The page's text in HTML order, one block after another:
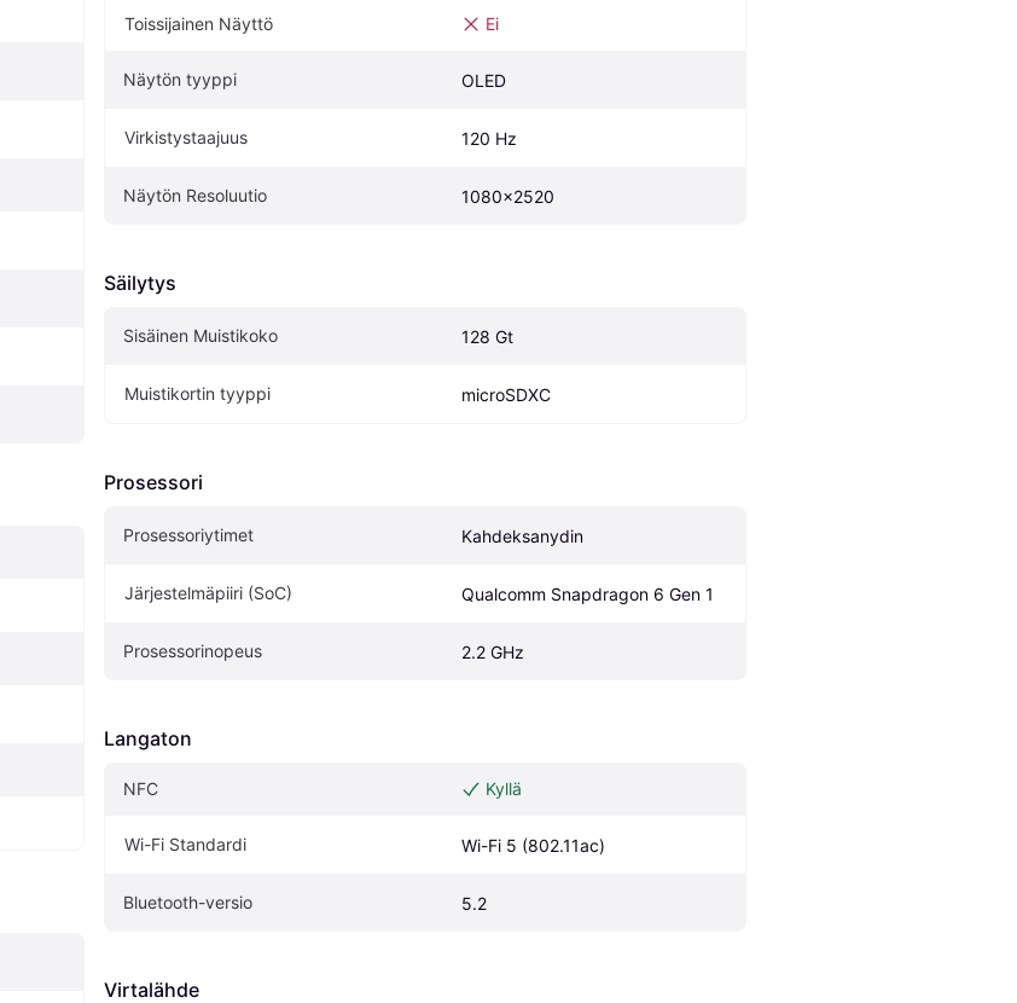
Toissijainen Näyttö Ei
Näytön tyyppi OLED
Virkistystaajuus 120 Hz
Näytön Resoluutio 1080x2520
Säilytys
Sisäinen Muistikoko 128 Gt
Muistikortin tyyppi microSDXC
Prosessori
Prosessoriytimet Kahdeksanydin
Järjestelmäpiiri (SoC) Qualcomm Snapdragon 6 Gen 1
Prosessorinopeus 2.2 GHz
Langaton
NFC Kyllä
Wi-Fi Standardi Wi-Fi 5 (802.11ac)
Bluetooth-versio 5.2
Virtalähde